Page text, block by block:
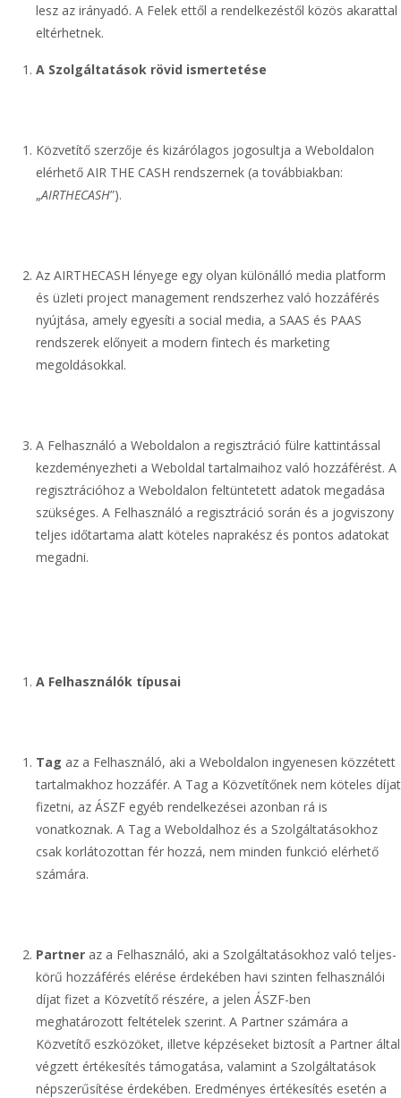
lesz az irányadó. A Felek ettől a rendelkezéstől közös akarattal
eltérhetnek.
A Szolgáltatások rövid ismertetése
Közvetítő szerzője és kizárólagos jogosultja a Weboldalon
elérhető AIR THE CASH rendszernek (a továbbiakban:
„AIRTHECASH”).
Az AIRTHECASH lényege egy olyan különálló media platform
és üzleti project management rendszerhez való hozzáférés
nyújtása, amely egyesíti a social media, a SAAS és PAAS
rendszerek előnyeit a modern fintech és marketing
megoldásokkal.
A Felhasználó a Weboldalon a regisztráció fülre kattintással
kezdeményezheti a Weboldal tartalmaihoz való hozzáférést. A
regisztrációhoz a Weboldalon feltüntetett adatok megadása
szükséges. A Felhasználó a regisztráció során és a jogviszony
teljes időtartama alatt köteles naprakész és pontos adatokat
megadni.
A Felhasználók típusai
Tag az a Felhasználó, aki a Weboldalon ingyenesen közzétett
tartalmakhoz hozzáfér. A Tag a Közvetítőnek nem köteles díjat
fizetni, az ÁSZF egyéb rendelkezései azonban rá is
vonatkoznak. A Tag a Weboldalhoz és a Szolgáltatásokhoz
csak korlátozottan fér hozzá, nem minden funkció elérhető
számára.
Partner az a Felhasználó, aki a Szolgáltatásokhoz való teljes-
körű hozzáférés elérése érdekében havi szinten felhasználói
díjat fizet a Közvetítő részére, a jelen ÁSZF-ben
meghatározott feltételek szerint. A Partner számára a
Közvetítő eszközöket, illetve képzéseket biztosít a Partner által
végzett értékesítés támogatása, valamint a Szolgáltatások
népszerűsítése érdekében. Eredményes értékesítés esetén a